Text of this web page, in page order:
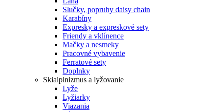
Slučky, popruhy daisy chain
Karabíny
Expresky a expreskové sety
Friendy a vklínence
Mačky a nesmeky
Pracovné vybavenie
Ferratové sety
Doplnky
Skialpinizmus a lyžovanie
Lyže
Lyžiarky
Viazania